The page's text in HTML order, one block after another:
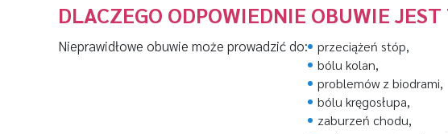
DLACZEGO ODPOWIEDNIE OBUWIE
Nieprawidłowe obuwie może prowadzić do:
przeciążeń stóp,
bólu kolan,
problemów z biodrami,
bólu kręgosłupa,
zaburzeń chodu,